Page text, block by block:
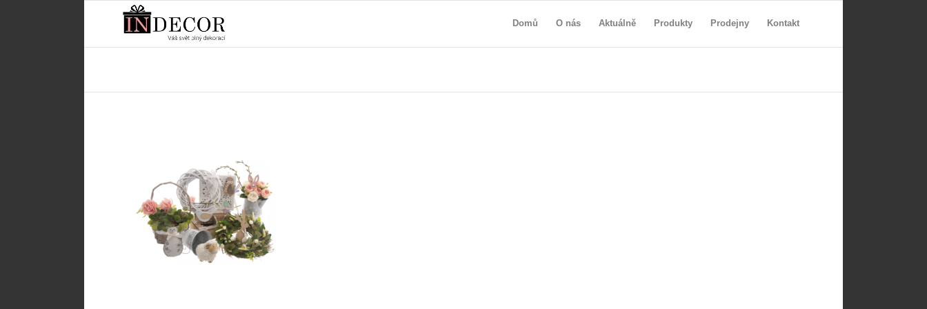
Domů O nás Aktuálně Produkty Prodejny Kontakt